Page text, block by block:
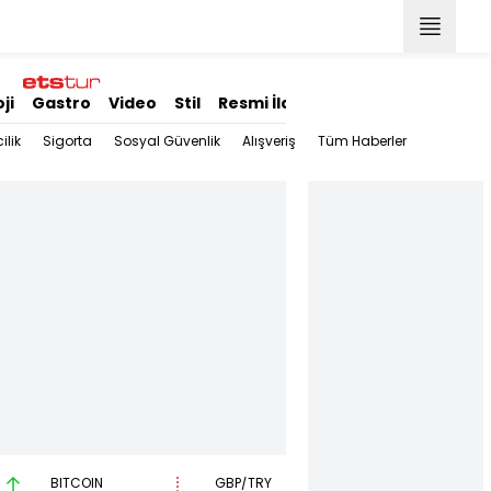
Gastro Video Stil Resmi İlanlar
Sigorta Sosyal Güvenlik Alışveriş Tüm Haberler
BITCOIN GBP/TRY